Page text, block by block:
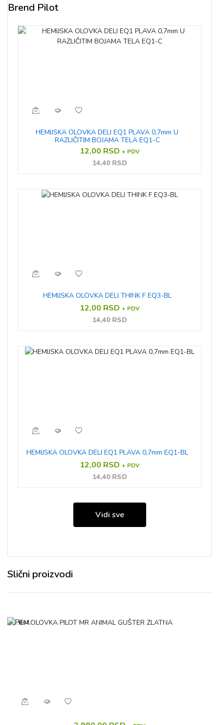
Brend Pilot
HEMIJSKA OLOVKA DELI EQ1 PLAVA 0,7mm U
RAZLIČITIM BOJAMA TELA EQ1-C
12,00 RSD + PDV
14,40 RSD
HEMIJSKA OLOVKA DELI THINK F EQ3-BL
12,00 RSD + PDV
14,40 RSD
HEMIJSKA OLOVKA DELI EQ1 PLAVA 0,7mm EQ1-BL
12,00 RSD + PDV
14,40 RSD
Vidi sve
Slični proizvodi